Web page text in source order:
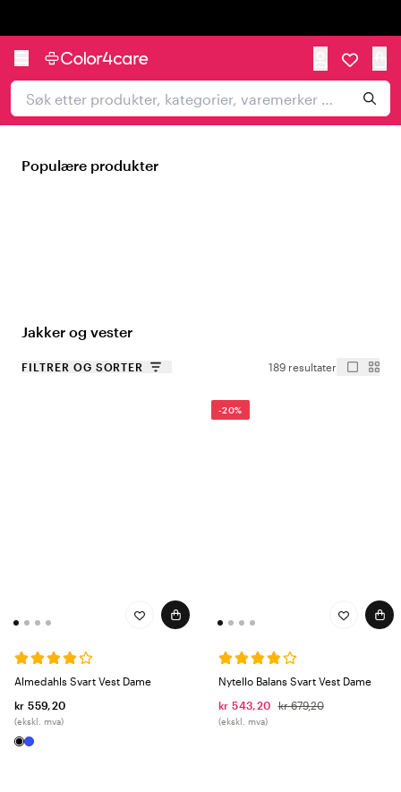
Populære produkter
Jakker og vester
FILTRER OG SORTER 189 resultater
Almedahls Svart Vest Dame
kr 559,20
(ekskl. mva)
-20%
Nytello Balans Svart Vest Dame
kr 543,20
kr 679,20
(ekskl. mva)